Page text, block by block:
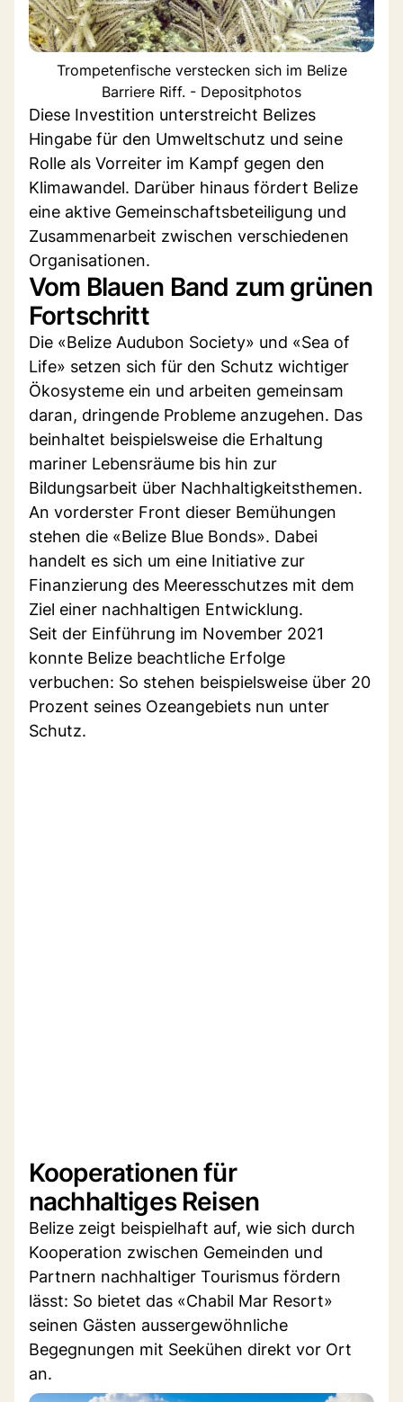
Trompetenfische verstecken sich im Belize
Barriere Riff. - Depositphotos
Diese Investition unterstreicht Belizes
Hingabe für den Umweltschutz und seine
Rolle als Vorreiter im Kampf gegen den
Klimawandel. Darüber hinaus fördert Belize
eine aktive Gemeinschaftsbeteiligung und
Zusammenarbeit zwischen verschiedenen
Organisationen.
Vom Blauen Band zum grünen
Fortschritt
Die «Belize Audubon Society» und «Sea of
Life» setzen sich für den Schutz wichtiger
Ökosysteme ein und arbeiten gemeinsam
daran, dringende Probleme anzugehen. Das
beinhaltet beispielsweise die Erhaltung
mariner Lebensräume bis hin zur
Bildungsarbeit über Nachhaltigkeitsthemen.
An vorderster Front dieser Bemühungen
stehen die «Belize Blue Bonds». Dabei
handelt es sich um eine Initiative zur
Finanzierung des Meeresschutzes mit dem
Ziel einer nachhaltigen Entwicklung.
Seit der Einführung im November 2021
konnte Belize beachtliche Erfolge
verbuchen: So stehen beispielsweise über 20
Prozent seines Ozeangebiets nun unter
Schutz.
Kooperationen für
nachhaltiges Reisen
Belize zeigt beispielhaft auf, wie sich durch
Kooperation zwischen Gemeinden und
Partnern nachhaltiger Tourismus fördern
lässt: So bietet das «Chabil Mar Resort»
seinen Gästen aussergewöhnliche
Begegnungen mit Seekühen direkt vor Ort
an.